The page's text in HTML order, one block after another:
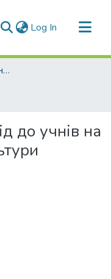
Log In (current)
03. Матеріали конференцій та семінарів
до учнів на